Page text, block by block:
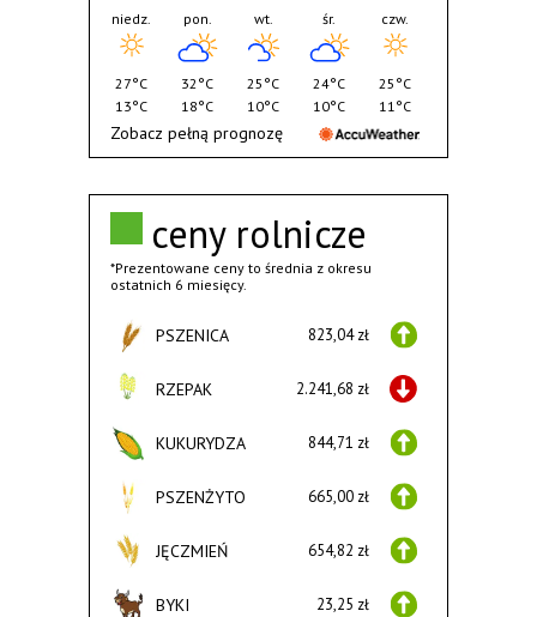
ceny rolnicze
*Prezentowane ceny to średnia z okresu
ostatnich 6 miesięcy.
PSZENICA 823,04 zł
RZEPAK 2.241,68 zł
KUKURYDZA 844,71 zł
PSZENŻYTO 665,00 zł
JĘCZMIEŃ 654,82 zł
BYKI 23,25 zł
niedz.
27°C
13°C
pon.
32°C
18°C
wt.
25°C
10°C
śr.
24°C
10°C
czw.
25°C
11°C
Zobacz pełną prognozę